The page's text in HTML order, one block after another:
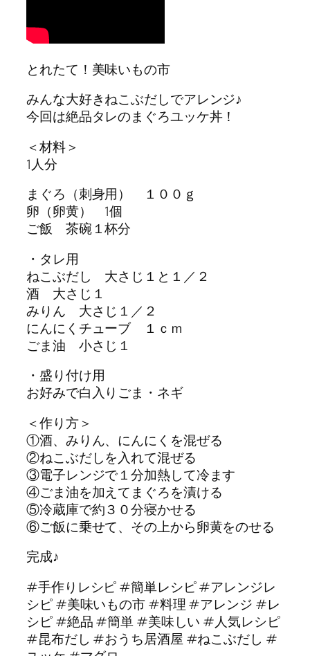
とれたて！美味いもの市
みんな大好きねこぶだしでアレンジ♪
今回は絶品タレのまぐろユッケ丼！
＜材料＞
1人分
まぐろ（刺身用） １００ｇ
卵（卵黄） 1個
ご飯 茶碗１杯分
・タレ用
ねこぶだし 大さじ１と１／２
酒 大さじ１
みりん 大さじ１／２
にんにくチューブ １ｃｍ
ごま油 小さじ１
・盛り付け用
お好みで白入りごま・ネギ
＜作り方＞
①酒、みりん、にんにくを混ぜる
②ねこぶだしを入れて混ぜる
③電子レンジで１分加熱して冷ます
④ごま油を加えてまぐろを漬ける
⑤冷蔵庫で約３０分寝かせる
⑥ご飯に乗せて、その上から卵黄をのせる
完成♪
#手作りレシピ #簡単レシピ #アレンジレ
シピ #美味いもの市 #料理 #アレンジ #レ
シピ #絶品 #簡単 #美味しい #人気レシピ
#昆布だし #おうち居酒屋 #ねこぶだし #